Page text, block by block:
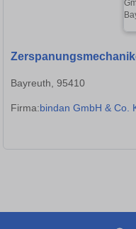
Bayreuth, 95410
Firma:bindan GmbH & Co.